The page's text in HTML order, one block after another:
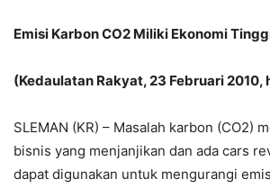
Emisi Karbon CO2 Miliki Ekonomi
(Kedaulatan Rakyat, 23 Februari 2010,
SLEMAN (KR) – Masalah karbon (CO2)
bisnis yang menjanjikan dan ada cars
dapat digunakan untuk mengurangi